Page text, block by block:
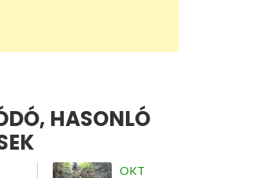
HASONLÓ
OKT